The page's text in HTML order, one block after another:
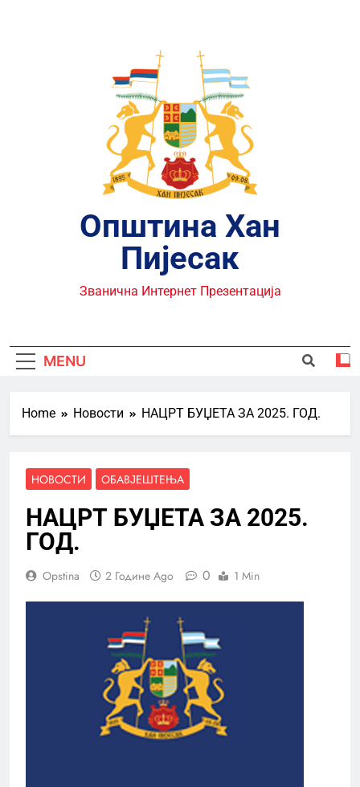
Општина Хан
Пијесак
Званична Интернет Презентација
MENU
Home Новости НАЦРТ БУЏЕТА ЗА 2025. ГОД.
НОВОСТИ ОБАВЈЕШТЕЊА
НАЦРТ БУЏЕТА ЗА 2025.
ГОД.
Opstina 2 Године Ago 0 1 Min